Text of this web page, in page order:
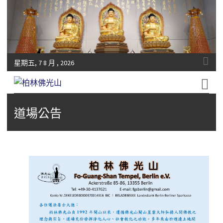
星期五, 7 8 月 , 2026
Fo-Guang-Shan-Tempel, Berlin e.V.
道場公告